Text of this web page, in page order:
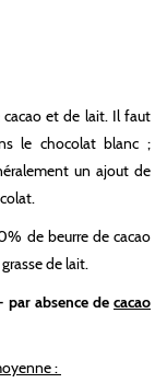
cacao et de lait. Il faut
le chocolat blanc ;
un ajout de
de beurre de cacao
de lait.
absence de cacao
: